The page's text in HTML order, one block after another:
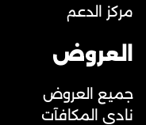
مركز الدعم
العروض
جميع العروض
نادي المكافآت